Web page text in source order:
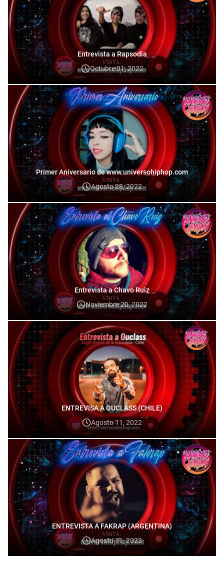
Entrevista a Rapsodia
Octubre 01, 2022
Primer Aniversario de www.universohiphop.com
Agosto 28, 2022
Entrevista a Chavo Ruiz
Noviembre 20, 2022
ENTREVISA A OUCLASS (CHILE)
Agosto 11, 2022
ENTREVISTA A FAKRAP (ARGENTINA)
Agosto 11, 2022